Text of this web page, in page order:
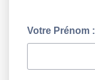
Votre Prénom :